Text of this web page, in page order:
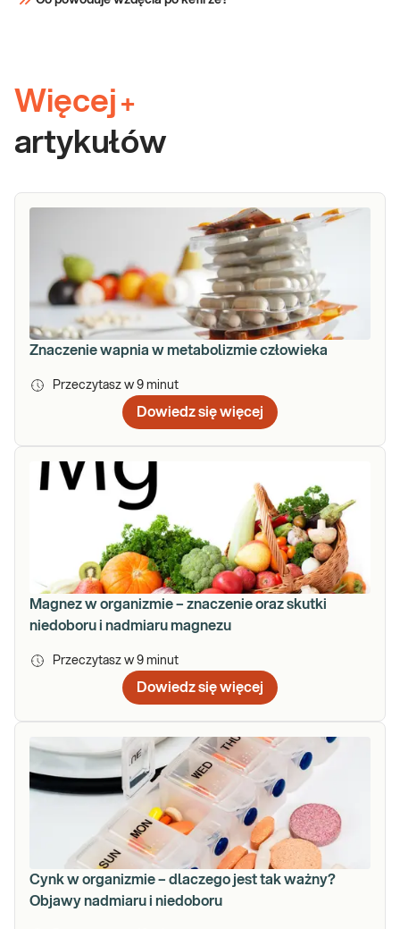
Więcej +
artykułów
Znaczenie wapnia w metabolizmie człowieka
Przeczytasz w 9 minut
Dowiedz się więcej
Magnez w organizmie – znaczenie oraz skutki
niedoboru i nadmiaru magnezu
Przeczytasz w 9 minut
Dowiedz się więcej
Cynk w organizmie – dlaczego jest tak ważny?
Objawy nadmiaru i niedoboru